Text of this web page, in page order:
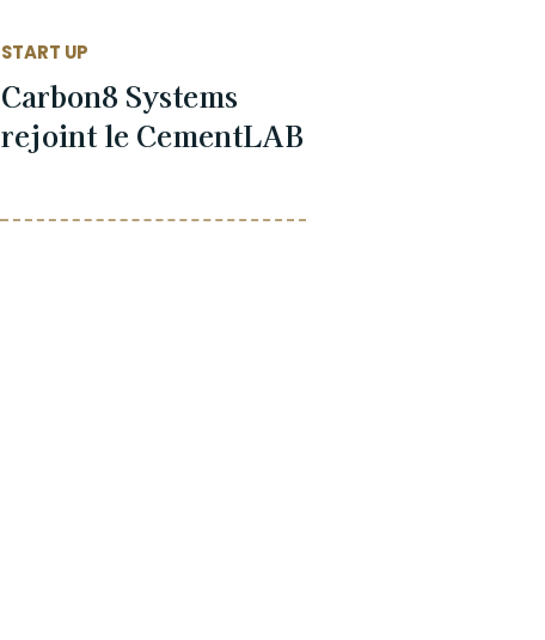
START UP
Carbon8 Systems
rejoint le CementLAB